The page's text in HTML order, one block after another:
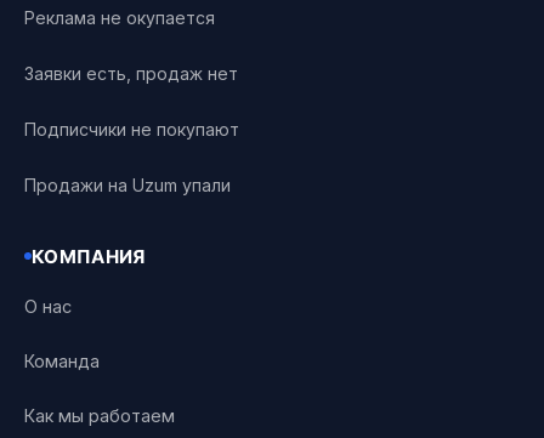
Реклама не окупается
Заявки есть, продаж нет
Подписчики не покупают
Продажи на Uzum упали
КОМПАНИЯ
О нас
Команда
Как мы работаем